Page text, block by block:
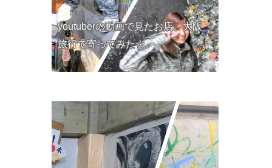
youtuberの動画で見たお店、大阪
旅行で寄ってみた☆